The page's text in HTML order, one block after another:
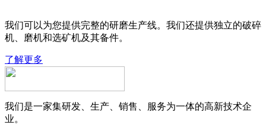
我们可以为您提供完整的研磨生产线。我们还提供独立的破碎
机、磨机和选矿机及其备件。
了解更多
我们是一家集研发、生产、销售、服务为一体的高新技术企
业。